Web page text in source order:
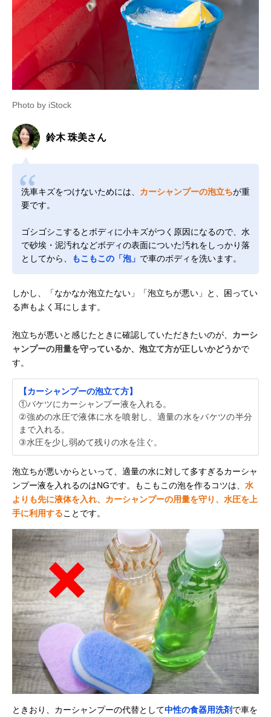
Photo by iStock
鈴木 珠美さん
洗車キズをつけないためには、 カーシャンプーの泡立ちが重
要です。
ゴシゴシこするとボディに小キズがつく原因になるので、水
で砂埃・泥汚れなどボディの表面についた汚れをしっかり落
としてから、
もこもこの「泡」 で車のボディを洗います。
しかし、「なかなか泡立たない」「泡立ちが悪い」と、困ってい
る声もよく耳にします。
泡立ちが悪いと感じたときに確認していただきたいのが、 カーシ
ャンプーの用量を守っているか、泡立て方が正しいかどうかで
す。
【カーシャンプーの泡立て方】
①バケツにカーシャンプー液を入れる。
②強めの水圧で液体に水を噴射し、適量の水をバケツの半分
まで入れる。
③水圧を少し弱めて残りの水を注ぐ。
泡立ちが悪いからといって、適量の水に対して多すぎるカーシャ
ンプー液を入れるのはNGです。もこもこの泡を作るコツは、 水
よりも先に液体を入れ、カーシャンプーの用量を守り、水圧を上
手に利用することです。
ときおり、カーシャンプーの代替として中性の食器用洗剤で車を